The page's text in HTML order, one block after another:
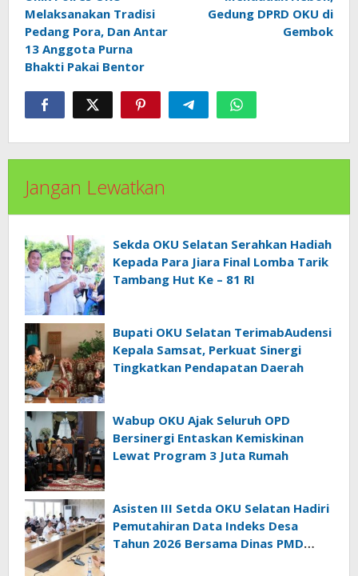
Melaksanakan Tradisi
Pedang Pora, Dan Antar
13 Anggota Purna
Bhakti Pakai Bentor
Gedung DPRD OKU di
Gembok
Jangan Lewatkan
Sekda OKU Selatan Serahkan Hadiah
Kepada Para Jiara Final Lomba Tarik
Tambang Hut Ke – 81 RI
Bupati OKU Selatan TerimabAudensi
Kepala Samsat, Perkuat Sinergi
Tingkatkan Pendapatan Daerah
Wabup OKU Ajak Seluruh OPD
Bersinergi Entaskan Kemiskinan
Lewat Program 3 Juta Rumah
Asisten III Setda OKU Selatan Hadiri
Pemutahiran Data Indeks Desa
Tahun 2026 Bersama Dinas PMD